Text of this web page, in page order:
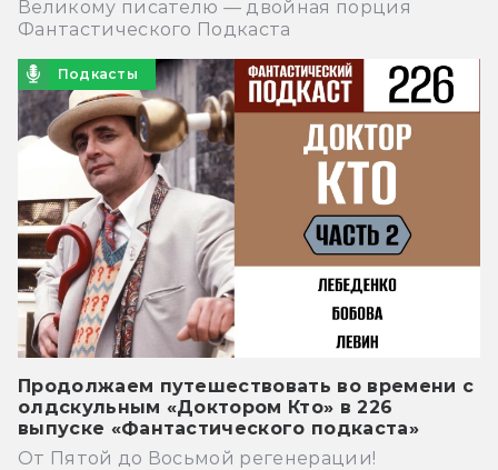
Великому писателю — двойная порция
Фантастического Подкаста
Подкасты
Продолжаем путешествовать во времени с
олдскульным «Доктором Кто» в 226
выпуске «Фантастического подкаста»
От Пятой до Восьмой регенерации!